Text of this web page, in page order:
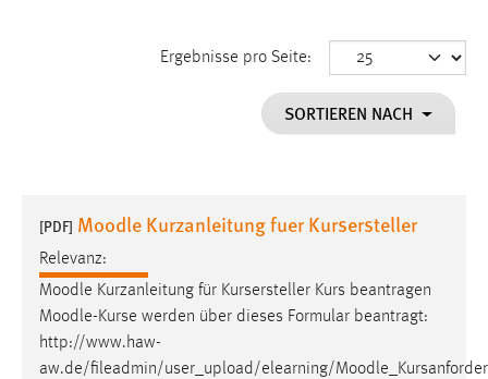
Ergebnisse pro Seite:
SORTIEREN NACH
[PDF] Moodle Kurzanleitung fuer Kursersteller
Relevanz:
Moodle Kurzanleitung für Kursersteller Kurs beantragen
Moodle-Kurse werden über dieses Formular beantragt:
http://www.haw-
aw.de/fileadmin/user_upload/elearning/Moodle
Dieser Cookie speichert die ausgewählten Einverständnis-
Performance
Name:
staticfilecache
Zweck:
Für performante Seitenauslieferung wird in diesem Cookie
gespeichert, ob man eingeloggt ist.